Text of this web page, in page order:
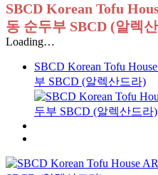
SBCD Korean Tofu
동 순두부 SBCD (알렉
Loading…
SBCD Korean Tofu
부 SBCD (알렉산드라)